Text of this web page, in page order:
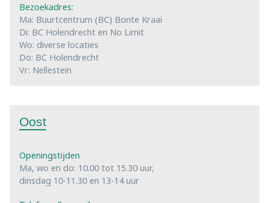
Bezoekadres:
Ma: Buurtcentrum (BC) Bonte Kraai
Di: BC Holendrecht en No Limit
Wo: diverse locaties
Do: BC Holendrecht
Vr: Nellestein
Oost
Openingstijden
Ma, wo en do: 10.00 tot 15.30 uur,
dinsdag 10-11.30 en 13-14 uur